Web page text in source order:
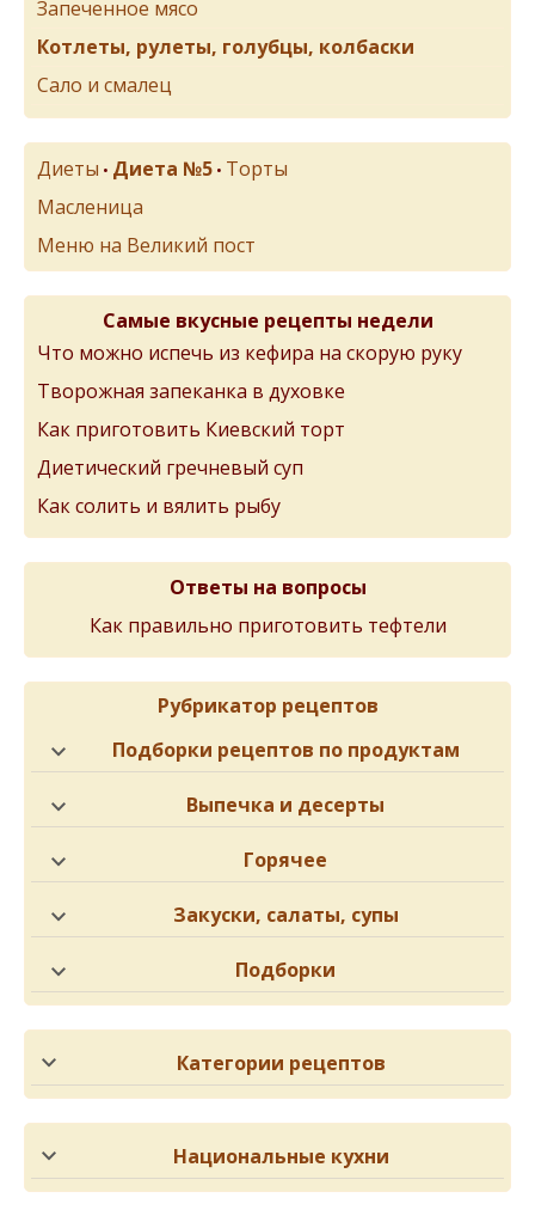
Запеченное мясо
Котлеты, рулеты, голубцы, колбаски
Сало и смалец
Диеты • Диета №5 • Торты
Масленица
Меню на Великий пост
Самые вкусные рецепты недели
Что можно испечь из кефира на скорую руку
Творожная запеканка в духовке
Как приготовить Киевский торт
Диетический гречневый суп
Как солить и вялить рыбу
Ответы на вопросы
Как правильно приготовить тефтели
Рубрикатор рецептов
Подборки рецептов по продуктам
Выпечка и десерты
Горячее
Закуски, салаты, супы
Подборки
Категории рецептов
Национальные кухни